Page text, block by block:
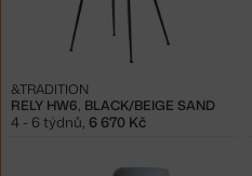
RELY HW6, BLACK/BEIGE SAND
&TRADITION
4 - 6 týdnů, 6 670 Kč